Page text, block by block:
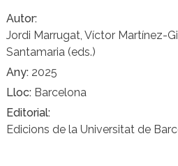
Autor
Jordi Marrugat, Víctor Martínez-
Santamaria (eds.)
Any 2025
Lloc Barcelona
Editorial
Edicions de la Universitat de